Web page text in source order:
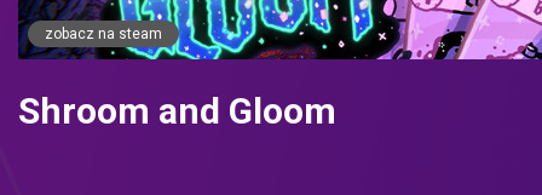
zobacz na steam
Shroom and Gloom